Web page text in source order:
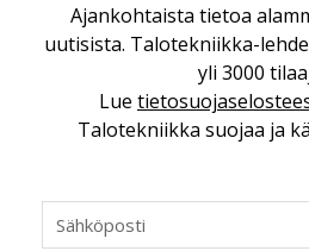
Consti
Refair
Granlund Oy
NIMITYKSET
Ajankohtaista tietoa
uutisista. Talotekniikka-
yli 3000
Lue
Talotekniikka suojaa ja